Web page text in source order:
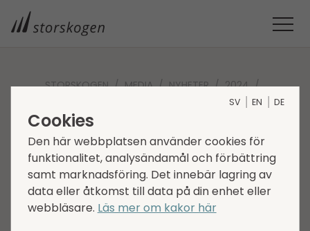
STORSKOGEN MEDIA NYHETER
2024
BESLUT VID ÅRSSTÄMMA I STORSKOGEN GROUP AB (PUBL)
Beslut vid årsstämma
i Storskogen Group AB
(publ)
SV EN DE
Cookies
Den här webbplatsen använder cookies för
funktionalitet, analysändamål och förbättring
samt marknadsföring. Det innebär lagring av
data eller åtkomst till data på din enhet eller
webbläsare. Läs mer om kakor här